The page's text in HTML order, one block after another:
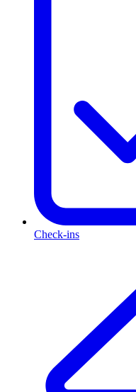
Check-ins